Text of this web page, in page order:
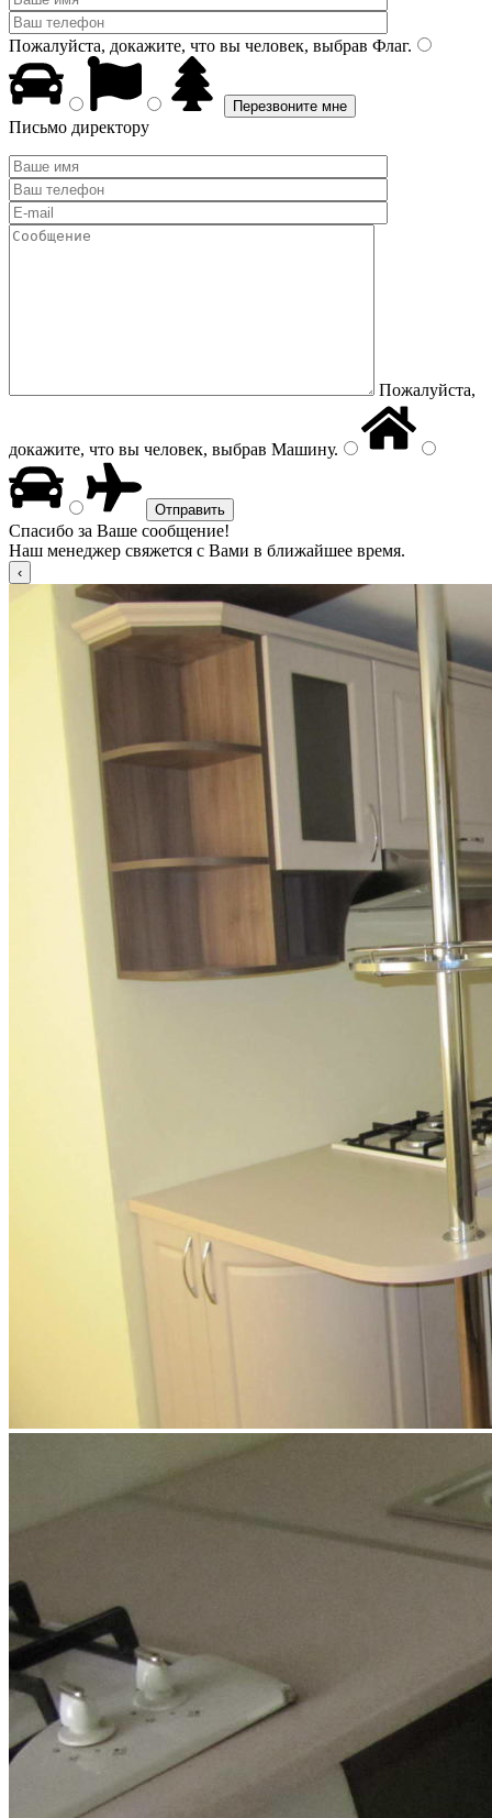
Пожалуйста, докажите, что вы человек, выбрав Флаг.
Письмо директору
Пожалуйста,
докажите, что вы человек, выбрав Машину.
Спасибо за Ваше сообщение!
Наш менеджер свяжется с Вами в ближайшее время.